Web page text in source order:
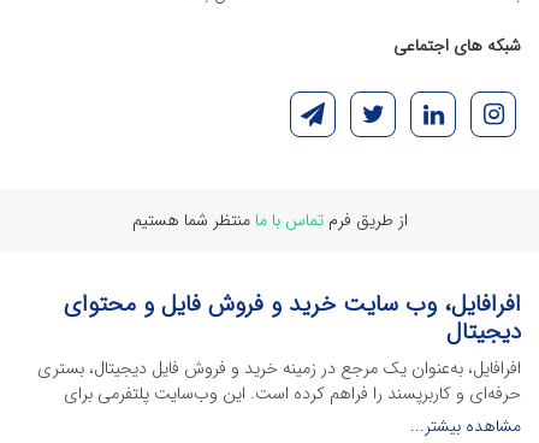
شبکه های اجتماعی
از طریق فرمتماس با ما منتظر شما هستیم
افرافایل، وب سایت خرید و فروش فایل و محتوای
دیجیتال
افرافایل، به‌عنوان یک مرجع در زمینه خرید و فروش فایل دیجیتال، بستری
حرفه‌ای و کاربرپسند را فراهم کرده است. این وب‌سایت‌ پلتفرمی برای
طراحان، دانشجویان و فریلنسرها ایجاد می‌کند تا به راحتی محصولات
مشاهده بیشتر...